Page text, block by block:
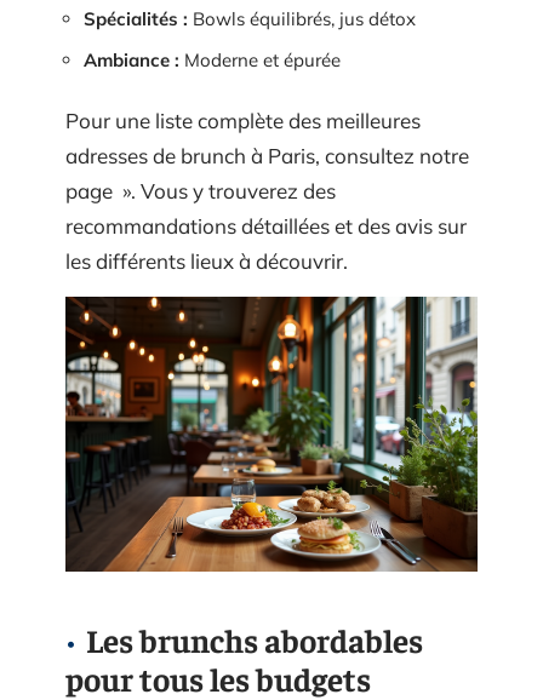
Spécialités : Bowls équilibrés, jus détox
Ambiance : Moderne et épurée
Pour une liste complète des meilleures
adresses de brunch à Paris, consultez notre
page ». Vous y trouverez des
recommandations détaillées et des avis sur
les différents lieux à découvrir.
Les brunchs abordables
pour tous les budgets